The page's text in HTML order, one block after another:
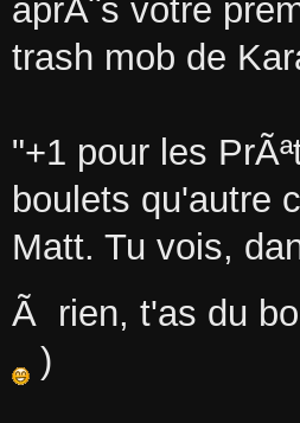
aprÃ¨s votre
trash mob de
"+1 pour les
boulets qu'autre
Matt. Tu vois,
Ã rien, t'as du
)